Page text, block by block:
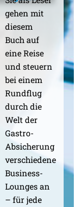
gehen mit
diesem
Buch auf
eine Reise
und steuern
bei einem
Rundflug
durch die
Welt der
Gastro-
Absicherung
verschiedene
Business-
Lounges an
– für jede